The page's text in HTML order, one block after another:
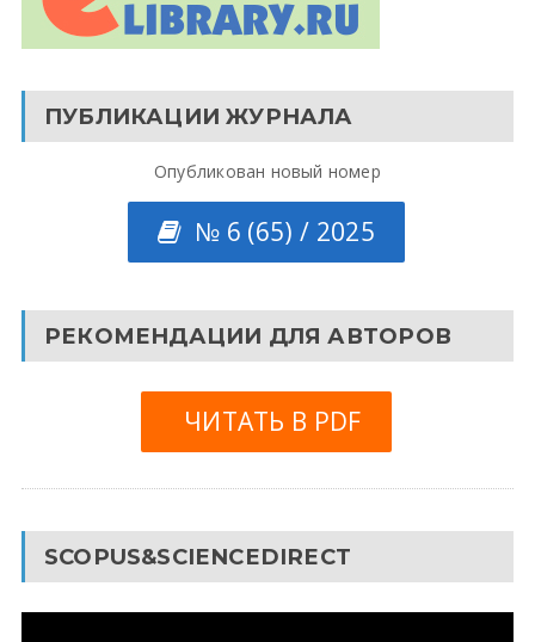
ПУБЛИКАЦИИ ЖУРНАЛА
Опубликован новый номер
№ 6 (65) / 2025
РЕКОМЕНДАЦИИ ДЛЯ АВТОРОВ
ЧИТАТЬ В PDF
SCOPUS&SCIENCEDIRECT